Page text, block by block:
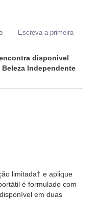
Escreva a primeira
disponivel
Independente
limitada† e aplique
é formulado com
em duas